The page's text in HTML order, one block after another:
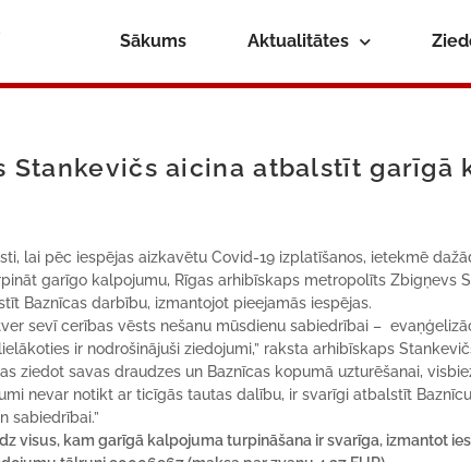
Sākums Aktualitātes
Stankevičs aicina atbalstīt garīgā
lai pēc iespējas aizkavētu Covid-19 izplatīšanos, ietekmē
garīgo kalpojumu, Rīgas arhibīskaps metropolīts Zbigņevs
Baznīcas darbību, izmantojot pieejamās iespējas.
sevī cerības vēsts nešanu mūsdienu sabiedrībai –
ir nodrošinājuši ziedojumi,” raksta arhibīskaps
ziedot savas draudzes un Baznīcas kopumā uzturēšanai,
nevar notikt ar ticīgās tautas dalību, ir svarīgi atbalstīt
sabiedrībai.”
visus, kam garīgā kalpojuma turpināšana ir svarīga, izmantot